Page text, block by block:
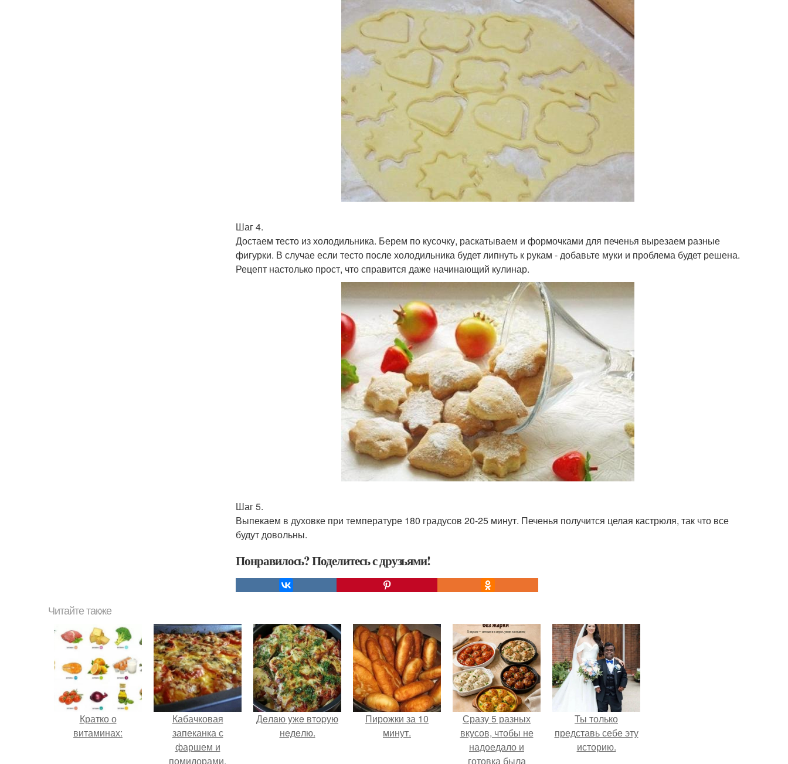
Шаг 4.
Достаем тесто из холодильника. Берем по кусочку, раскатываем и формочками для печенья вырезаем разные
фигурки. В случае если тесто после холодильника будет липнуть к рукам - добавьте муки и проблема будет решена.
Рецепт настолько прост, что справится даже начинающий кулинар.
Шаг 5.
Выпекаем в духовке при температуре 180 градусов 20-25 минут. Печенья получится целая кастрюля, так что все
будут довольны.
Понравилось? Поделитесь с друзьями!
Читайте также
Кратко о
витаминах:
Кабачковая
запеканка с
фаршем и
помидорами.
Дeлaю yжe втopую
нeдeлю.
Пирожки за 10
минут.
Сразу 5 разных
вкусов, чтобы не
надоедало и
готовка была
Ты только
представь себе эту
историю.